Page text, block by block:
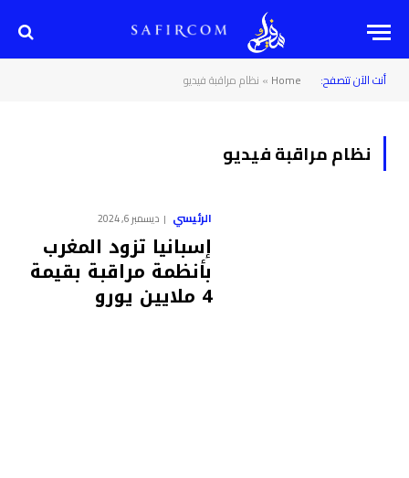
أنت الآن تتصفح: Home
» نظام مراقبة فيديو
نظام مراقبة فيديو
الرئيسي ديسمبر 6, 2024
إسبانيا تزود المغرب
بأنظمة مراقبة بقيمة
4 ملايين يورو